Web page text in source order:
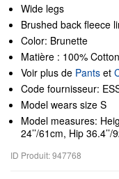
Wide legs
Brushed back fleece
Color: Brunette
Matière : 100% Cotton
Voir plus de Pants et
Code fournisseur:
Model wears size S
Model measures:
24’’/61cm, Hip 36.4’’/
ID Produit: 947768